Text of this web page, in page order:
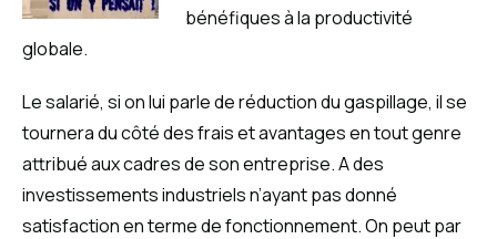
bénéfiques à la productivité
globale.
Le salarié, si on lui parle de réduction du gaspillage, il se
tournera du côté des frais et avantages en tout genre
attribué aux cadres de son entreprise. A des
investissements industriels n’ayant pas donné
satisfaction en terme de fonctionnement. On peut par